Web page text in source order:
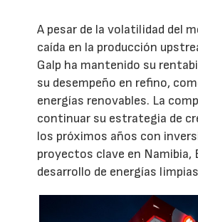
A pesar de la volatilidad del
caída en la producción
Galp ha mantenido su
su desempeño en refino,
energías renovables. La
continuar su estrategia de
los próximos años con
proyectos clave en Namibia,
desarrollo de energías